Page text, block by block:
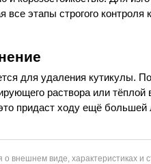
все этапы строгого
для удаления кутикулы.
раствора или
придаст ходу ещё большей
внешнем виде, характеристиках и